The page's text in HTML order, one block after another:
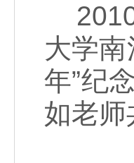
2010
大学
年”纪
如老师